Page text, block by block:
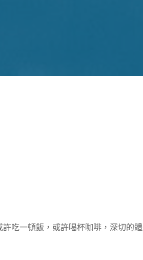
吃一頓飯，或許喝杯咖啡，深切的